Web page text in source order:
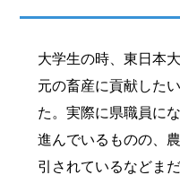
大学生の時、東日本
元の畜産に貢献した
た。実際に県職員に
進んでいるものの、
引されているなどま